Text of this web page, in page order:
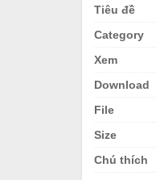
Tiêu đề
Category
Xem
Download
File
Size
Chú thích